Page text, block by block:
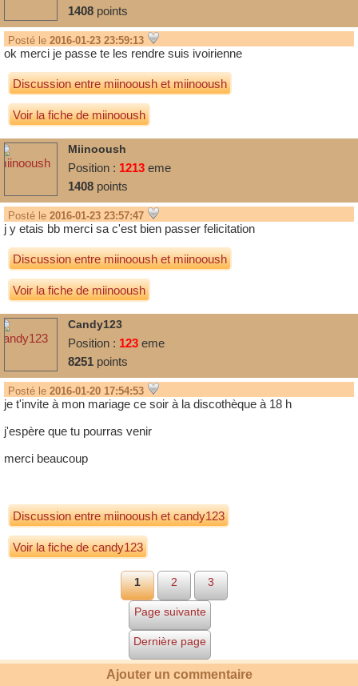
1408 points
Posté le 2016-01-23 23:59:13
ok merci je passe te les rendre suis ivoirienne
Discussion entremiinooushetmiinooush
Voir la fiche de miinooush
Miinooush
Position : 1213 eme
1408 points
Posté le 2016-01-23 23:57:47
j y etais bb merci sa c'est bien passer felicitation
Discussion entremiinooushetmiinooush
Voir la fiche de miinooush
Candy123
Position : 123 eme
8251 points
Posté le 2016-01-20 17:54:53
je t'invite à mon mariage ce soir à la discothèque à 18 h
j'espère que tu pourras venir
merci beaucoup
Discussion entremiinooushetcandy123
Voir la fiche de candy123
1 2 3
Page suivante
Dernière page
Ajouter un commentaire